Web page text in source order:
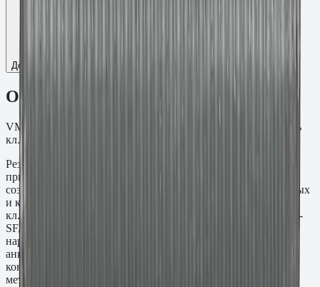
Добавить к сравнению
Описание
VM-A Шпилька резьба M12, L=115 мм. Оцинкованная сталь
кл.пр. 8.8.
Резьбовая шпилька VM-A M12×115 мм предназначена для
применения с химическими анкерными составами при
создании резьбовых точек крепления в бетонных, кирпичных
и каменных основаниях. Материал: Оцинкованная сталь
кл.пр. 8.8. Устанавливается совместно с составами Fasty VE-
SF, VE-Polar, VME-600 и PE-SF. При необходимости
нарезается по месту под нужную длину. Используется для
анкеровки закладных деталей, стоек, ограждений и
конструктивных узлов там, где требуется стандартный
метрический шаг резьбы без заводской головки.